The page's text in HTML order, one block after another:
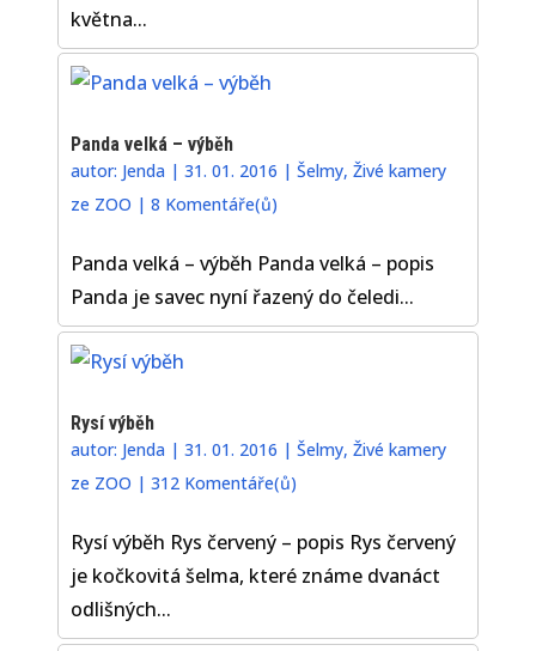
května...
Panda velká – výběh
autor: Jenda |31. 01. 2016 |Šelmy,Živé kamery
ze ZOO |8 Komentáře(ů)
Panda velká – výběh Panda velká – popis
Panda je savec nyní řazený do čeledi...
Rysí výběh
autor: Jenda |31. 01. 2016 |Šelmy,Živé kamery
ze ZOO |312 Komentáře(ů)
Rysí výběh Rys červený – popis Rys červený
je kočkovitá šelma, které známe dvanáct
odlišných...